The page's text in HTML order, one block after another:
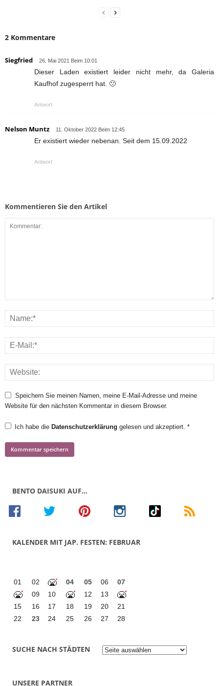
2 Kommentare
Siegfried 26. Mai 2021 Beim 10:01
Dieser Laden existiert leider nicht mehr, da Galeria
Kaufhof zugesperrt hat. 🙁
Antwort
Nelson Muntz 11. Oktober 2022 Beim 12:45
Er existiert wieder nebenan. Seit dem 15.09.2022
Antwort
Kommentieren Sie den Artikel
Speichern Sie meinen Namen, meine E-Mail-Adresse und meine
Website für den nächsten Kommentar in diesem Browser.
Ich habe die Datenschutzerklärung gelesen und akzeptiert. *
BENTO DAISUKI AUF…
KALENDER MIT JAP. FESTEN: FEBRUAR
01 02 04 05 06
07
09
10 12
13
15
16 17 18 19 20
21
22
23 24 25 26 27 28
SUCHE NACH STÄDTEN
nach
UNSERE PARTNER